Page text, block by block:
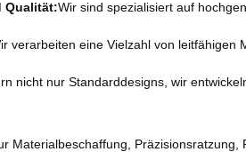
Qualität:Wir sind spezialisiert auf
verarbeiten eine Vielzahl von leitfähigen
nicht nur Standarddesigns, wir
Materialbeschaffung,